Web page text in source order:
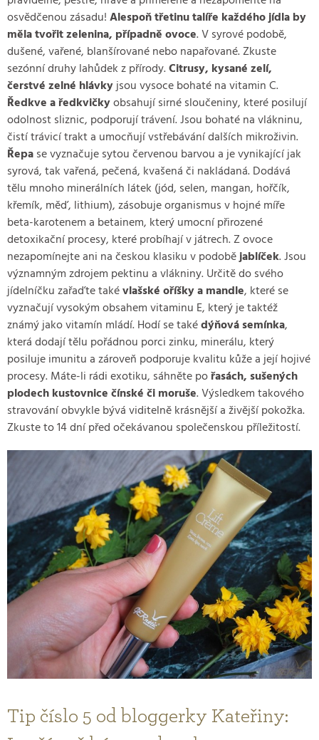
osvědčenou zásadu!Alespoň třetinu talíře každého jídla by
měla tvořit zelenina, případně ovoce. V syrové podobě,
dušené, vařené, blanšírované nebo napařované. Zkuste
sezónní druhy lahůdek z přírody.Citrusy, kysané zelí,
čerstvé zelné hlávkyjsou vysoce bohaté na vitamin C.
Ředkve a ředkvičkyobsahují sirné sloučeniny, které posilují
odolnost sliznic, podporují trávení. Jsou bohaté na vlákninu,
čistí trávicí trakt a umocňují vstřebávání dalších mikroživin.
Řepase vyznačuje sytou červenou barvou a je vynikající jak
syrová, tak vařená, pečená, kvašená či nakládaná. Dodává
tělu mnoho minerálních látek (jód, selen, mangan, hořčík,
křemík, měď, lithium), zásobuje organismus v hojné míře
beta-karotenem a betainem, který umocní přirozené
detoxikační procesy, které probíhají v játrech. Z ovoce
nezapomínejte ani na českou klasiku v podobějablíček. Jsou
významným zdrojem pektinu a vlákniny. Určitě do svého
jídelníčku zařaďte takévlašské oříšky a mandle, které se
vyznačují vysokým obsahem vitaminu E, který je taktéž
známý jako vitamín mládí. Hodí se takédýňová semínka,
která dodají tělu pořádnou porci zinku, minerálu, který
posiluje imunitu a zároveň podporuje kvalitu kůže a její hojivé
procesy. Máte-li rádi exotiku, sáhněte pořasách, sušených
plodech kustovnice čínské či moruše. Výsledkem takového
stravování obvykle bývá viditelně krásnější a živější pokožka.
Zkuste to 14 dní před očekávanou společenskou příležitostí.
Tip číslo 5 od bloggerky Kateřiny: